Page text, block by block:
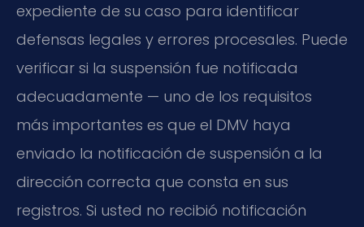
expediente de su caso para identificar
defensas legales y errores procesales. Puede
verificar si la suspensión fue notificada
adecuadamente — uno de los requisitos
más importantes es que el DMV haya
enviado la notificación de suspensión a la
dirección correcta que consta en sus
registros. Si usted no recibió notificación